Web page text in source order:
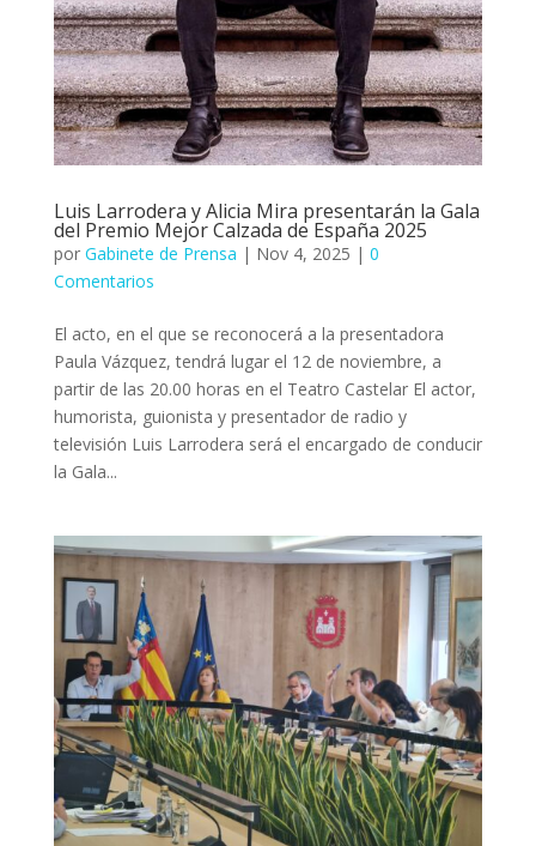
Luis Larrodera y Alicia Mira presentarán la Gala
del Premio Mejor Calzada de España 2025
por Gabinete de Prensa | Nov 4, 2025 | 0
Comentarios
El acto, en el que se reconocerá a la presentadora
Paula Vázquez, tendrá lugar el 12 de noviembre, a
partir de las 20.00 horas en el Teatro Castelar El actor,
humorista, guionista y presentador de radio y
televisión Luis Larrodera será el encargado de conducir
la Gala...